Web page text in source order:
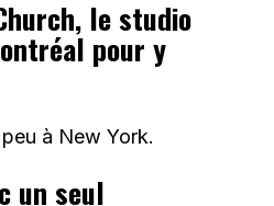
le studio
pour y
à New York.
un seul